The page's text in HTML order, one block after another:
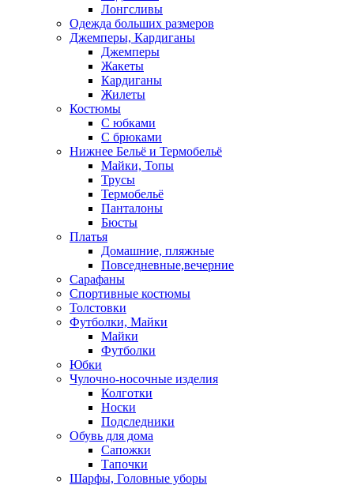
Лонгсливы
Одежда больших размеров
Джемперы, Кардиганы
Джемперы
Жакеты
Кардиганы
Жилеты
Костюмы
С юбками
С брюками
Нижнее Бельё и Термобельё
Майки, Топы
Трусы
Термобельё
Панталоны
Бюсты
Платья
Домашние, пляжные
Повседневные,вечерние
Сарафаны
Спортивные костюмы
Толстовки
Футболки, Майки
Майки
Футболки
Юбки
Чулочно-носочные изделия
Колготки
Носки
Подследники
Обувь для дома
Сапожки
Тапочки
Шарфы, Головные уборы